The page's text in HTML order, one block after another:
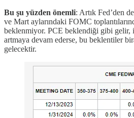
Bu şu yüzden önemli: Artık Fed’den
ve Mart aylarındaki FOMC
beklenmiyor. PCE beklendiği gibi gelir,
artmaya devam ederse, bu beklentiler
gelecektir.